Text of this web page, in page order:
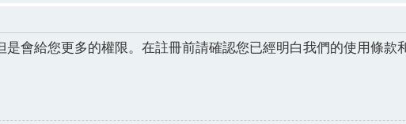
會給您更多的權限。在註冊前請確認您已經明白我們的使用條